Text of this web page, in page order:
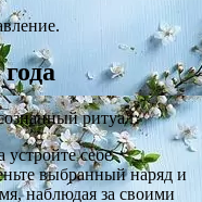
ритуал:
устройте себе
выбранный наряд и
наблюдая за своими